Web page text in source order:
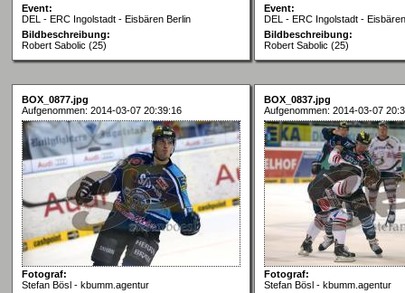
Event:
DEL - ERC Ingolstadt - Eisbären Berlin
Bildbeschreibung:
Robert Sabolic (25)
Event:
DEL - ERC Ingolstadt -
Bildbeschreibung:
Robert Sabolic (25)
BOX_0877.jpg
Aufgenommen: 2014-03-07 20:39:16
Fotograf:
Stefan Bösl - kbumm.agentur
BOX_0837.jpg
Aufgenommen: 2014-03-07
Fotograf:
Stefan Bösl - kbumm.agentur